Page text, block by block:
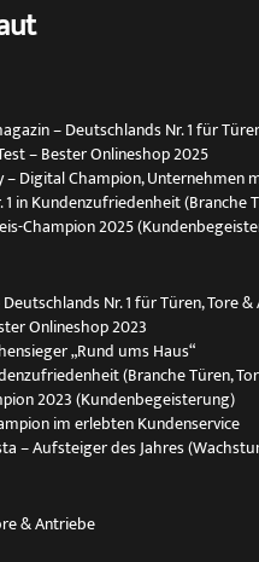
– Deutschlands Nr. 1 für
– Bester Onlineshop 2025
– Digital Champion, Unternehmen
1 in Kundenzufriedenheit (Branche
Champion 2025
Nr. 1 für Türen, Tore
Onlineshop 2023
„Rund ums Haus“
(Branche Türen,
2023 (Kundenbegeisterung)
im erlebten Kundenservice
– Aufsteiger des Jahres
& Antriebe